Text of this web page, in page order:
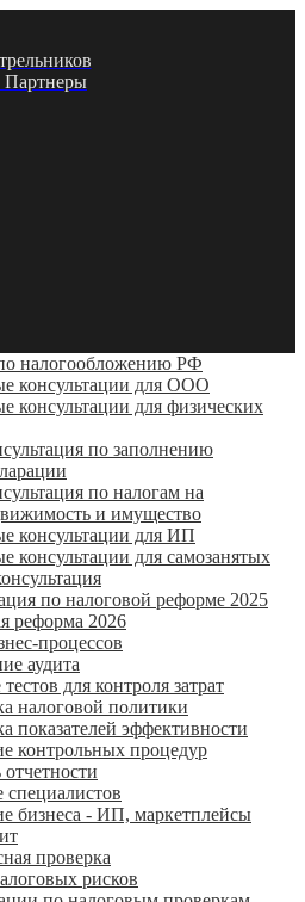
Партнеры
налогообложению РФ
консультации для ООО
консультации для физических
по заполнению
по налогам на
и имущество
консультации для ИП
консультации для самозанятых
по налоговой реформе 2025
реформа 2026
процессов
аудита
для контроля затрат
налоговой политики
показателей эффективности
контрольных процедур
специалистов
бизнеса - ИП, маркетплейсы
проверка
рисков